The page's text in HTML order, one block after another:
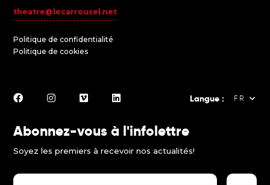
theatre@lecarrousel.net
Politique de confidentialité
Politique de cookies
Langue : FR
ES
Abonnez-vous à l'infolettre
Soyez les premiers à recevoir nos actualités!